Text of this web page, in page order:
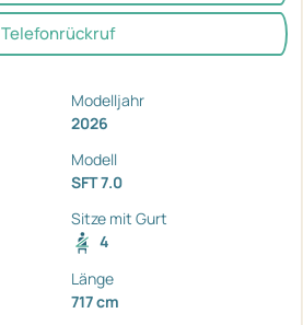
Telefonrückruf
Modelljahr
2026
Modell
SFT 7.0
Sitze mit Gurt
4
Länge
717 cm